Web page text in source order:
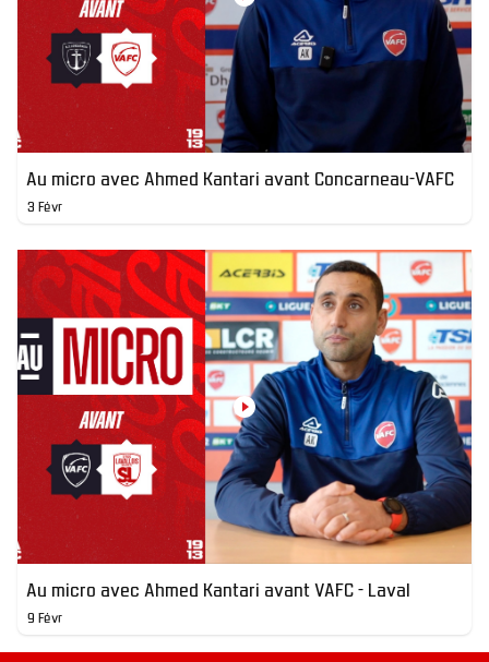
Au micro avec Ahmed Kantari avant Concarneau-VAFC
3 Févr
Au micro avec Ahmed Kantari avant VAFC - Laval
9 Févr